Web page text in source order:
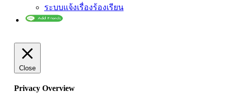
ระบบแจ้งเรื่องร้องเรียน
Close
Privacy Overview